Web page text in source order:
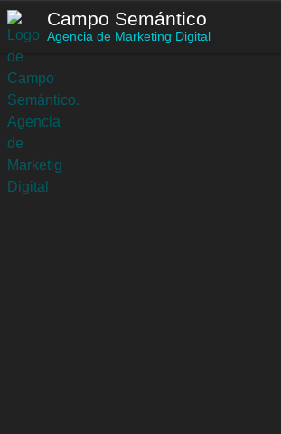
Saltar
al
contenido
Campo Semántico
Agencia de Marketing Digital